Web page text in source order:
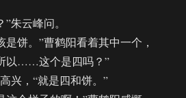
云峰问。
。”曹鹤阳看着其中一个，
以……这个是四吗？”
，“就是四和饼。”